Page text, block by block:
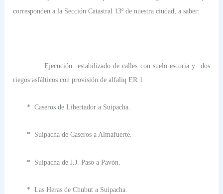
corresponden a la Sección Catastral 13º de nuestra ciudad, a saber:
Ejecución estabilizado de calles con suelo escoria y
dos
riegos asfálticos con provisión de alfaliq ER 1
* Caseros de Libertador a Suipacha.
* Suipacha de Caseros a Almafuerte.
* Suipacha de J.J. Paso a Pavón.
* Las Heras de Chubut a Suipacha.